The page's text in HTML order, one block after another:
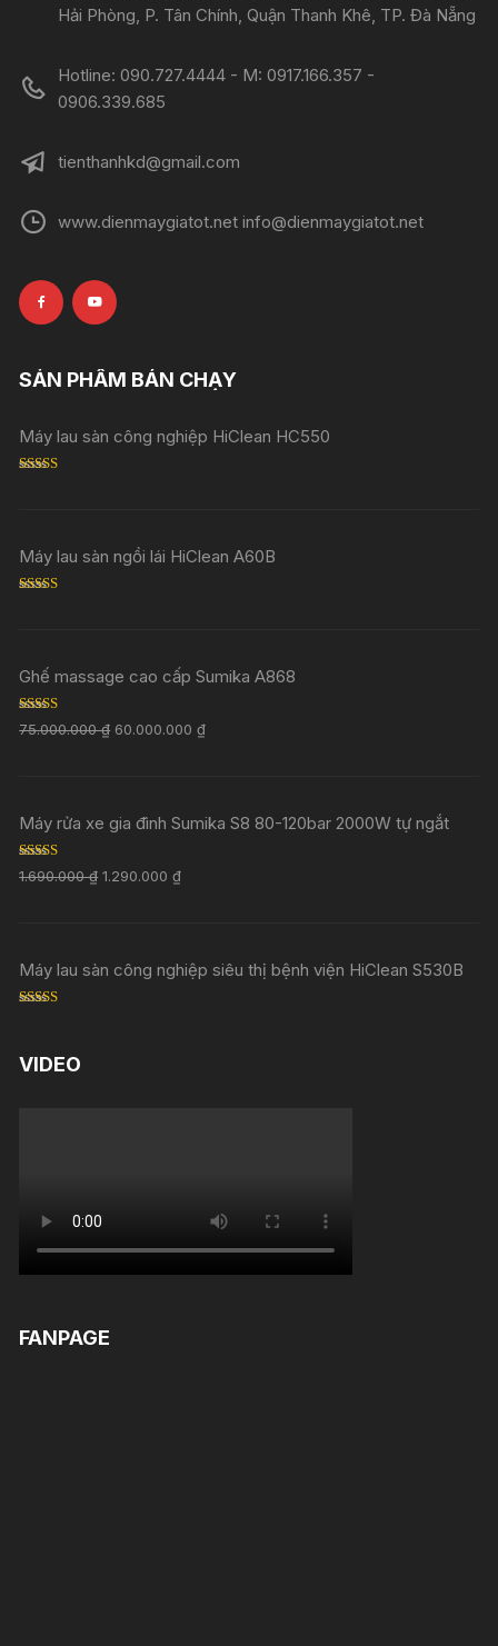
Hải Phòng, P. Tân Chính, Quận Thanh Khê, TP. Đà Nẵng
Hotline: 090.727.4444 - M: 0917.166.357 -
0906.339.685
tienthanhkd@gmail.com
www.dienmaygiatot.net info@dienmaygiatot.net
SẢN PHẨM BÁN CHẠY
Máy lau sàn công nghiệp HiClean HC550
Máy lau sàn ngồi lái HiClean A60B
Ghế massage cao cấp Sumika A868
Rated5.00
out of 5
75.000.000₫ 60.000.000₫
Máy rửa xe gia đình Sumika S8 80-120bar 2000W tự ngắt
Rated 5.00
out of 5
1.690.000₫ 1.290.000₫
Máy lau sàn công nghiệp siêu thị bệnh viện HiClean S530B
VIDEO
FANPAGE